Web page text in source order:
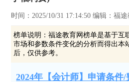
时间：2025/10/31 17:14:50 编辑：福
榜单说明：福途教育网榜单是基于互
市场和参数条件变化的分析而得出本
后，仅供参考。
2024年【会计师】申请条件